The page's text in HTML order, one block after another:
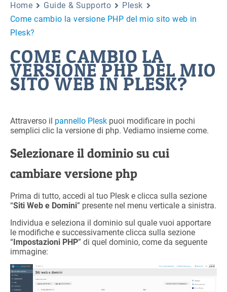
Home Guide & Supporto
Plesk
Come cambio la versione PHP del mio sito web in
Plesk?
COME CAMBIO LA
VERSIONE PHP DEL MIO
SITO WEB IN PLESK?
Attraverso il pannello Plesk puoi modificare in pochi
semplici clic la versione di php. Vediamo insieme come.
Selezionare il dominio su cui
cambiare versione php
Prima di tutto, accedi al tuo Plesk e clicca sulla sezione
“Siti Web e Domini” presente nel menu verticale a sinistra.
Individua e seleziona il dominio sul quale vuoi apportare
le modifiche e successivamente clicca sulla sezione
“Impostazioni PHP” di quel dominio, come da seguente
immagine: